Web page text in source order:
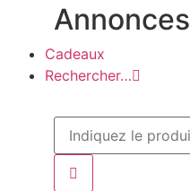
Annonces
Cadeaux
Rechercher…